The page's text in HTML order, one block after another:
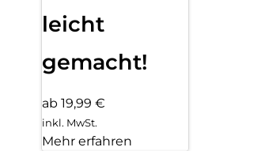
leicht
gemacht!
ab 19,99 €
inkl. MwSt.
Mehr erfahren